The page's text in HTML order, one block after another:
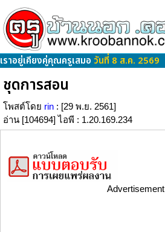
เราอยู่เคียงคู่คุณครูเสมอ วันที่ 8 ส.ค. 2569
ชุดการสอน
โพสต์โดย rin : [29 พ.ย. 2561]
อ่าน [104694] ไอพี : 1.20.169.234
Advertisement